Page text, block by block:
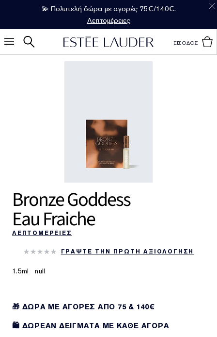
💫 Πολυτελή δώρα με αγορές 75€/140€.
Λεπτομέρειες
ΕΙΣΟΔΟΣ
Bronze Goddess
Eau Fraiche
ΛΕΠΤΟΜΕΡΕΙΕΣ
ΓΡΑΨΤΕ ΤΗΝ ΠΡΩΤΗ ΑΞΙΟΛΟΓΗΣΗ
1.5mlnull
🎁 ΔΩΡΑ ΜΕ ΑΓΟΡΕΣ ΑΠΌ 75 & 140€
🛍️ ΔΩΡΕΑΝ ΔΕΙΓΜΑΤΑ ΜΕ ΚΑΘΕ ΑΓΟΡΑ